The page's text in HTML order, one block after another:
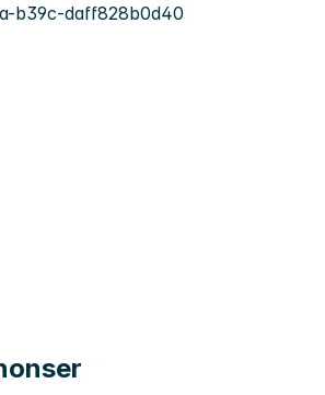
b39c-daff828b0d40